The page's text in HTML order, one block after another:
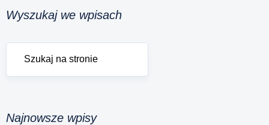
Wyszukaj we wpisach
Najnowsze wpisy